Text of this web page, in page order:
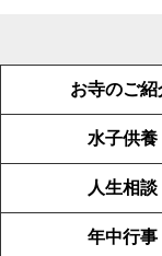
お寺のご紹
水子供養
人生相談
年中行事